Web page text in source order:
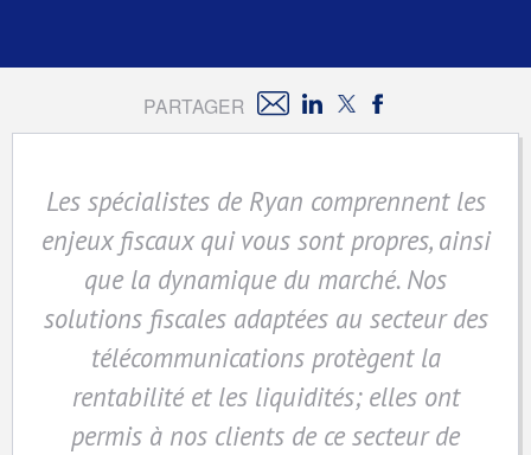
Les spécialistes de Ryan comprennent les
enjeux fiscaux qui vous sont propres, ainsi
que la dynamique du marché. Nos
solutions fiscales adaptées au secteur des
télécommunications protègent la
rentabilité et les liquidités; elles ont
permis à nos clients de ce secteur de
PARTAGER